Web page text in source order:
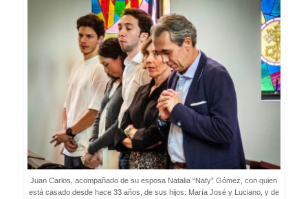
Juan Carlos, acompañado de su esposa Natalia “Naty” Gómez, con quien
está casado desde hace 33 años, de sus hijos: María José y Luciano, y de